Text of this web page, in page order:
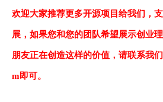
欢迎大家推荐更多开源项目给我们，
展，如果您和您的团队希望展示创业
朋友正在创造这样的价值，请联系我
m即可。